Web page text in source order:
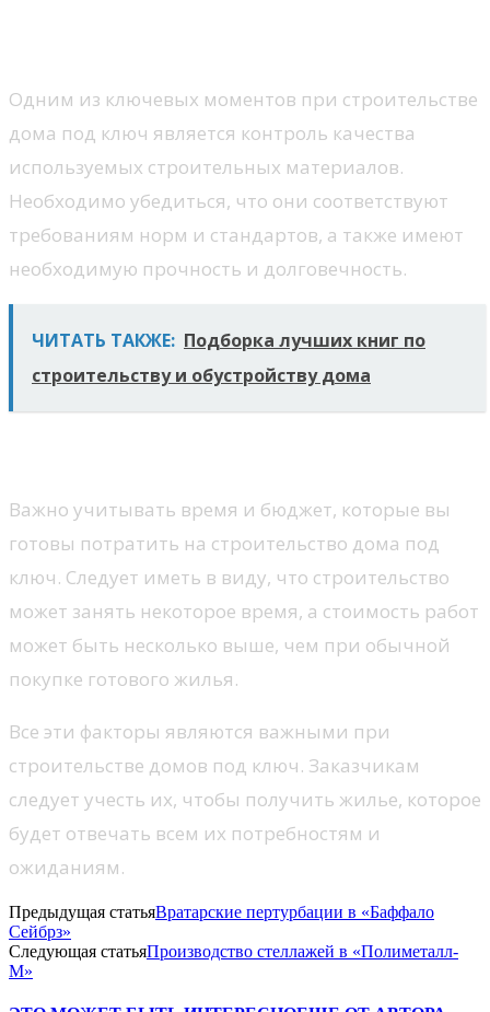
Одним из ключевых моментов при строительстве
дома под ключ является контроль качества
используемых строительных материалов.
Необходимо убедиться, что они соответствуют
требованиям норм и стандартов, а также имеют
необходимую прочность и долговечность.
ЧИТАТЬ ТАКЖЕ: Подборка лучших книг по
строительству и обустройству дома
Важно учитывать время и бюджет, которые вы
готовы потратить на строительство дома под
ключ. Следует иметь в виду, что строительство
может занять некоторое время, а стоимость работ
может быть несколько выше, чем при обычной
покупке готового жилья.
Все эти факторы являются важными при
строительстве домов под ключ. Заказчикам
следует учесть их, чтобы получить жилье, которое
будет отвечать всем их потребностям и
ожиданиям.
Предыдущая статьяВратарские пертурбации в «Баффало
Сейбрз»
Следующая статьяПроизводство стеллажей в «Полиметалл-
М»